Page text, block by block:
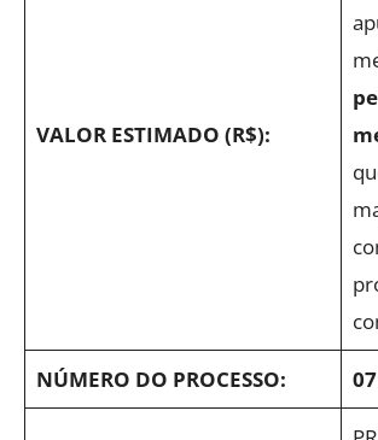
VALOR ESTIMADO (R$):
NÚMERO DO PROCESSO: